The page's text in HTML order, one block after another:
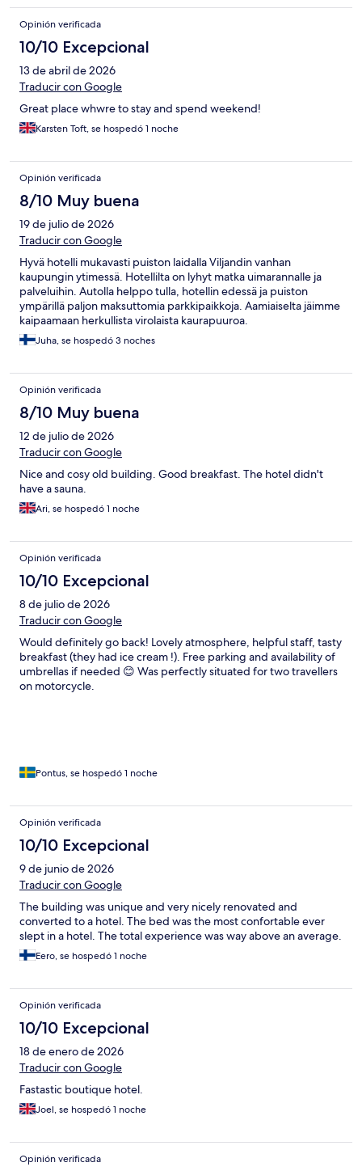
Opinión verificada
10/10 Excepcional
13 de abril de 2026
Traducir con Google
Great place whwre to stay and spend weekend!
Karsten Toft, se hospedó 1 noche
Opinión verificada
8/10 Muy buena
19 de julio de 2026
Traducir con Google
Hyvä hotelli mukavasti puiston laidalla Viljandin vanhan
kaupungin ytimessä. Hotellilta on lyhyt matka uimarannalle ja
palveluihin. Autolla helppo tulla, hotellin edessä ja puiston
ympärillä paljon maksuttomia parkkipaikkoja. Aamiaiselta jäimme
kaipaamaan herkullista virolaista kaurapuuroa.
Juha, se hospedó 3 noches
Opinión verificada
8/10 Muy buena
12 de julio de 2026
Traducir con Google
Nice and cosy old building. Good breakfast. The hotel didn't
have a sauna.
Ari, se hospedó 1 noche
Opinión verificada
10/10 Excepcional
8 de julio de 2026
Traducir con Google
Would definitely go back! Lovely atmosphere, helpful staff, tasty
breakfast (they had ice cream !). Free parking and availability of
umbrellas if needed 😊 Was perfectly situated for two travellers
on motorcycle.
Pontus, se hospedó 1 noche
Opinión verificada
10/10 Excepcional
9 de junio de 2026
Traducir con Google
The building was unique and very nicely renovated and
converted to a hotel. The bed was the most confortable ever
slept in a hotel. The total experience was way above an average.
Eero, se hospedó 1 noche
Opinión verificada
10/10 Excepcional
18 de enero de 2026
Traducir con Google
Fastastic boutique hotel.
Joel, se hospedó 1 noche
Opinión verificada